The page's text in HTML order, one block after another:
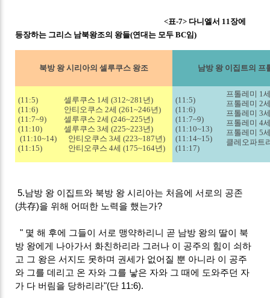
<표-7> 다니엘서 11장에
등장하는 그리스 남북왕조의 왕들(연대는 모두 BC임)
북방 왕 시리아의 셀루쿠스 왕조 남방 왕 이집트의 프
(11:5)
(11:6)
(11:7~9)
(11:10)
(11:10~14)
(11:15)
셀루쿠스 1세 (312~281년)
안티오쿠스 2세 (261~246년)
셀루쿠스 2세 (246~225년)
셀루쿠스 3세 (225~223년)
안티오쿠스 3세 (223~187년)
안티오쿠스 4세 (175~164년)
(11:5)
(11:6)
(11:7~9)
(11:10~13)
(11:14~15)
(11:17)
프톨레미 1
프톨레미 2
프톨레미 3
프톨레미 4
프톨레미 5
클레오파트
5.남방 왕 이집트와 북방 왕 시리아는 처음에 서로의 공존
(共存)을 위해 어떠한 노력을 했는가?
" 몇 해 후에 그들이 서로 맹약하리니 곧 남방 왕의 딸이 북
방 왕에게 나아가서 화친하리라 그러나 이 공주의 힘이 쇠하
고 그 왕은 서지도 못하며 권세가 없어질 뿐 아니라 이 공주
와 그를 데리고 온 자와 그를 낳은 자와 그 때에 도와주던 자
가 다 버림을 당하리라"(단 11:6).